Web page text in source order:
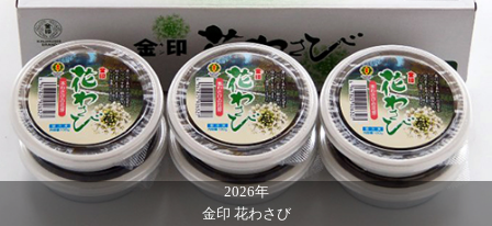
2026年
金印 花わさび